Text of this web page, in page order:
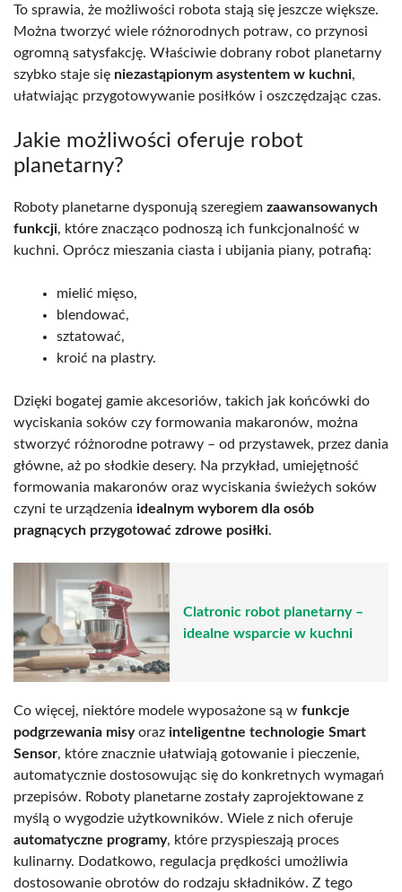
To sprawia, że możliwości robota stają się jeszcze większe.
Można tworzyć wiele różnorodnych potraw, co przynosi
ogromną satysfakcję. Właściwie dobrany robot planetarny
szybko staje się niezastąpionym asystentem w kuchni,
ułatwiając przygotowywanie posiłków i oszczędzając czas.
Jakie możliwości oferuje robot
planetarny?
Roboty planetarne dysponują szeregiem zaawansowanych
funkcji, które znacząco podnoszą ich funkcjonalność w
kuchni. Oprócz mieszania ciasta i ubijania piany, potrafią:
mielić mięso,
blendować,
sztatować,
kroić na plastry.
Dzięki bogatej gamie akcesoriów, takich jak końcówki do
wyciskania soków czy formowania makaronów, można
stworzyć różnorodne potrawy – od przystawek, przez dania
główne, aż po słodkie desery. Na przykład, umiejętność
formowania makaronów oraz wyciskania świeżych soków
czyni te urządzenia idealnym wyborem dla osób
pragnących przygotować zdrowe posiłki.
Clatronic robot planetarny –
idealne wsparcie w kuchni
Co więcej, niektóre modele wyposażone są w funkcje
podgrzewania misyoraz inteligentne technologie Smart
Sensor, które znacznie ułatwiają gotowanie i pieczenie,
automatycznie dostosowując się do konkretnych wymagań
przepisów. Roboty planetarne zostały zaprojektowane z
myślą o wygodzie użytkowników. Wiele z nich oferuje
automatyczne programy, które przyspieszają proces
kulinarny. Dodatkowo, regulacja prędkości umożliwia
dostosowanie obrotów do rodzaju składników. Z tego